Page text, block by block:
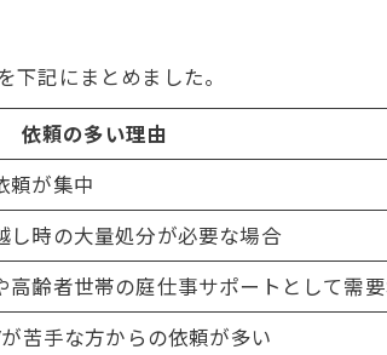
記にまとめました。
依頼の多い理由
頼が集中
し時の大量処分が必要な場合
高齢者世帯の庭仕事サポートとして需
苦手な方からの依頼が多い